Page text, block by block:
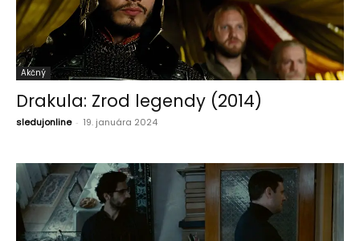
Akčný
Drakula: Zrod legendy (2014)
sledujonline - 19. januára 2024